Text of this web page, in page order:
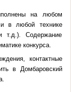
на любом
в любой технике
т.д.). Содержание
конкурса.
контактные
в Домбаровский